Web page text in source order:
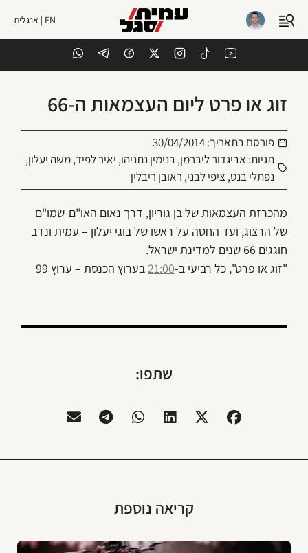
EN | אנגלית
זוג או פרט ליום העצמאות ה-66
פורסם בתאריך:30/04/2014
תגיות: אביגדור ליברמן,בנימין נתניהו, יאיר לפיד,משה יעלון,
נפתלי בנט, ציפי לבני, ראובן ריבלין
מהכרזת העצמאות של בן גוריון, דרך נאום האו"ם-שמו"ם
של הרצוג, ועד החסה על ראשו של בוגי יעלון – עמית ונדב
חוגגים 66 שנים למדינת ישראל.
"זוג או פרט", כל רביעי ב-21:00בערוץ הכנסת – ערוץ 99
שתפו:
קריאה נוספת